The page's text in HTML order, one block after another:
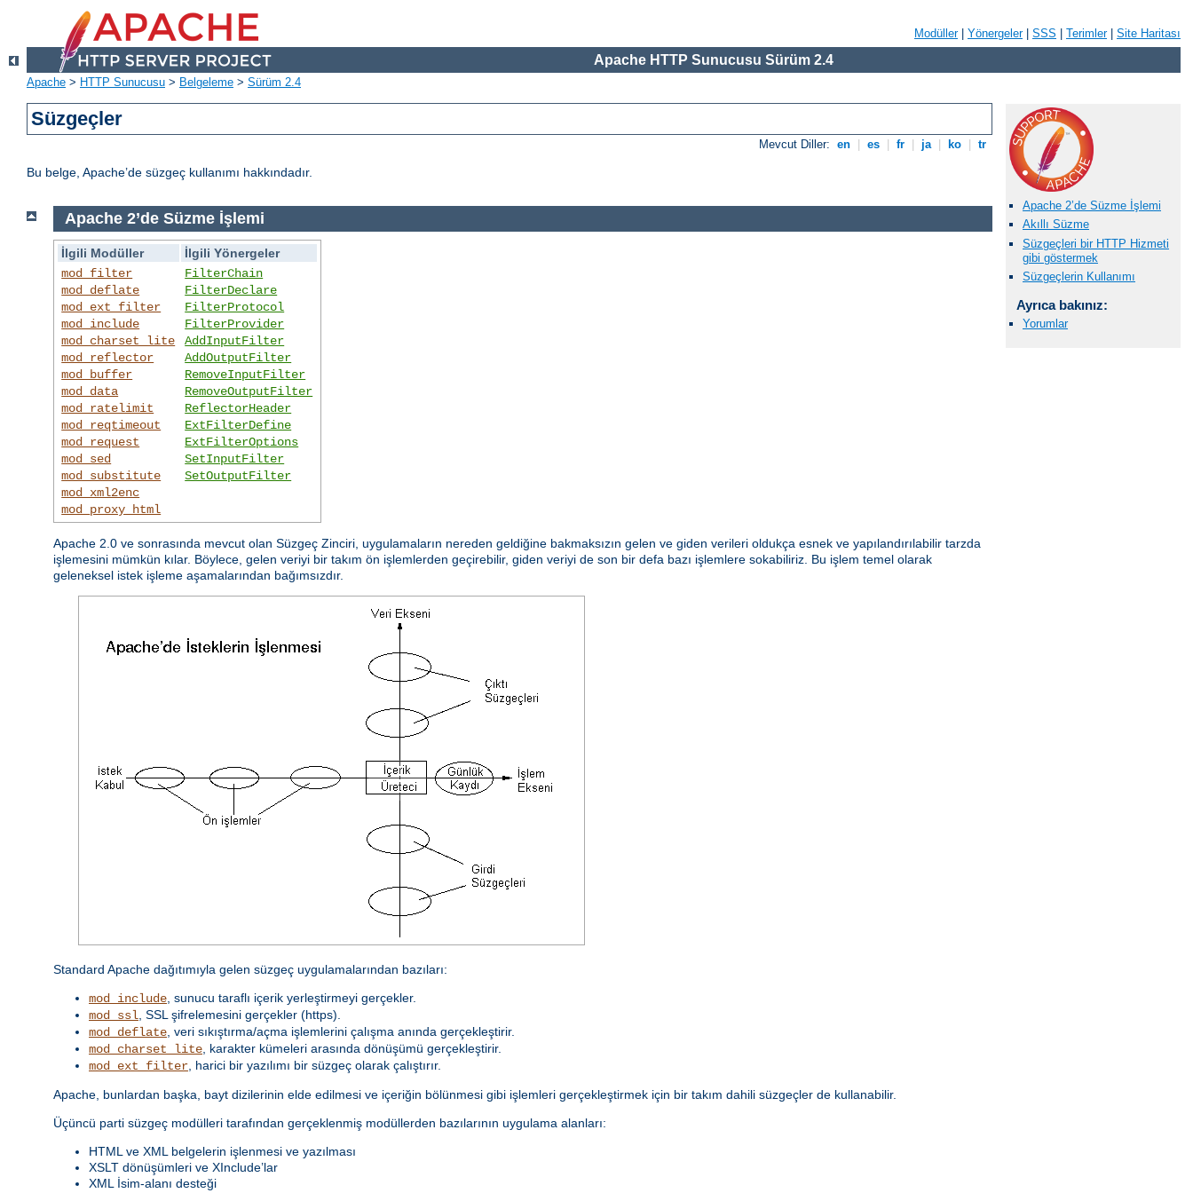
Modüller| Yönergeler| SSS Terimler| Site Haritası
Apache HTTP Sunucusu Sürüm 2.4
Apache > HTTP Sunucusu > Belgeleme > Sürüm 2.4
Süzgeçler
Mevcut Diller: en es fr ja ko tr
Bu belge, Apache’de süzgeç kullanımı hakkındadır.
Apache 2’de Süzme İşlemi
Akıllı Süzme
Süzgeçleri bir HTTP Hizmeti
gibi göstermek
Süzgeçlerin Kullanımı
Ayrıca bakınız:
Yorumlar
Apache 2’de Süzme İşlemi
İlgili Modüller
İlgili Yönergeler
mod_filter
mod_deflate
mod_ext_filter
mod_include
mod_charset_lite
mod_reflector
mod_buffer
mod_data
mod_ratelimit
mod_reqtimeout
mod_request
mod_sed
mod_substitute
mod_xml2enc
mod_proxy_html
FilterChain
FilterDeclare
FilterProtocol
FilterProvider
AddInputFilter
AddOutputFilter
RemoveInputFilter
RemoveOutputFilter
ReflectorHeader
ExtFilterDefine
ExtFilterOptions
SetInputFilter
SetOutputFilter
Apache 2.0 ve sonrasında mevcut olan Süzgeç Zinciri, uygulamaların nereden geldiğine bakmaksızın gelen ve giden verileri oldukça esnek ve yapılandırılabilir tarzda
işlemesini mümkün kılar. Böylece, gelen veriyi bir takım ön işlemlerden geçirebilir, giden veriyi de son bir defa bazı işlemlere sokabiliriz. Bu işlem temel olarak
geleneksel istek işleme aşamalarından bağımsızdır.
Standard Apache dağıtımıyla gelen süzgeç uygulamalarından bazıları:
mod_include , sunucu taraflı içerik yerleştirmeyi gerçekler.
mod_ssl , SSL şifrelemesini gerçekler (https).
mod_deflate , veri sıkıştırma/açma işlemlerini çalışma anında gerçekleştirir.
mod_charset_lite , karakter kümeleri arasında dönüşümü gerçekleştirir.
mod_ext_filter , harici bir yazılımı bir süzgeç olarak çalıştırır.
Apache, bunlardan başka, bayt dizilerinin elde edilmesi ve içeriğin bölünmesi gibi işlemleri gerçekleştirmek için bir takım dahili süzgeçler de kullanabilir.
Üçüncü parti süzgeç modülleri tarafından gerçeklenmiş modüllerden bazılarının uygulama alanları:
HTML ve XML belgelerin işlenmesi ve yazılması
XSLT dönüşümleri ve XInclude’lar
XML İsim-alanı desteği